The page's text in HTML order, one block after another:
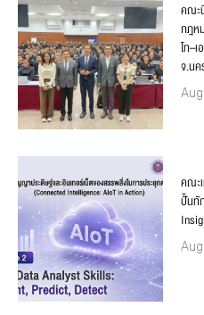
คณะ
กฎห
โท–
จ.น
คณะ
ปั้นทั